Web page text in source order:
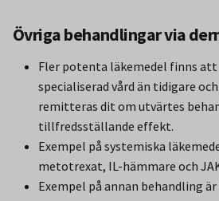
Övriga behandlingar via
Fler potenta läkemedel finns
specialiserad vård än tidigare
remitteras dit om utvärtes
tillfredsställande effekt.
Exempel på systemiska
metotrexat, IL-hämmare och
Exempel på annan behandling